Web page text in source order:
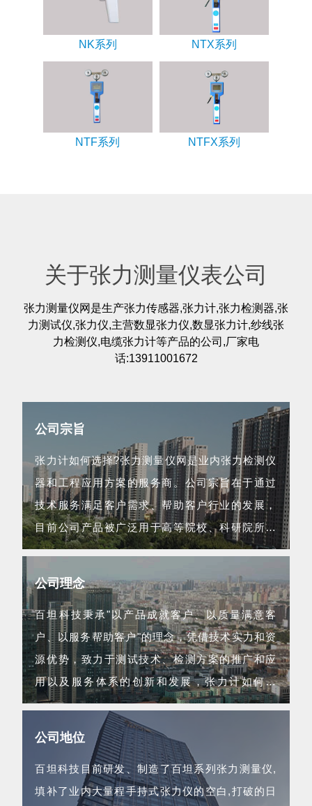
NK系列 NTX系列
NTF系列 NTFX系列
关于张力测量仪表公司
张力测量仪网是生产张力传感器,张力计,张力检测器,张
力测试仪,张力仪,主营数显张力仪,数显张力计,纱线张
力检测仪,电缆张力计等产品的公司,厂家电
话:13911001672
公司宗旨
张力计如何选择?张力测量仪网是业内张力检测仪
器和工程应用方案的服务商。公司宗旨在于通过
技术服务满足客户需求、帮助客户行业的发展，
目前公司产品被广泛用于高等院校、科研院所、
航空航天等领域...
公司理念
百坦科技秉承"以产品成就客户、以质量满意客
户、以服务帮助客户"的理念，凭借技术实力和资
源优势，致力于测试技术、检测方案的推广和应
用以及服务体系的创新和发展，张力计如何使
用...
公司地位
百坦科技目前研发、制造了百坦系列张力测量仪,
填补了业内大量程手持式张力仪的空白,打破的日